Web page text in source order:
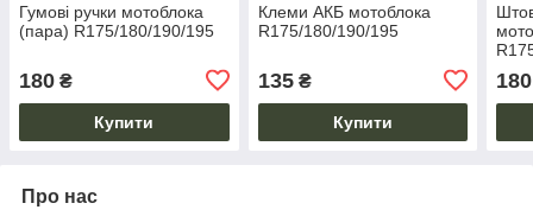
Гумові ручки мотоблока
(пара) R175/180/190/195
180 ₴
Купити
Клеми АКБ мотоблока
R175/180/190/195
135₴
Купити
180
Про нас